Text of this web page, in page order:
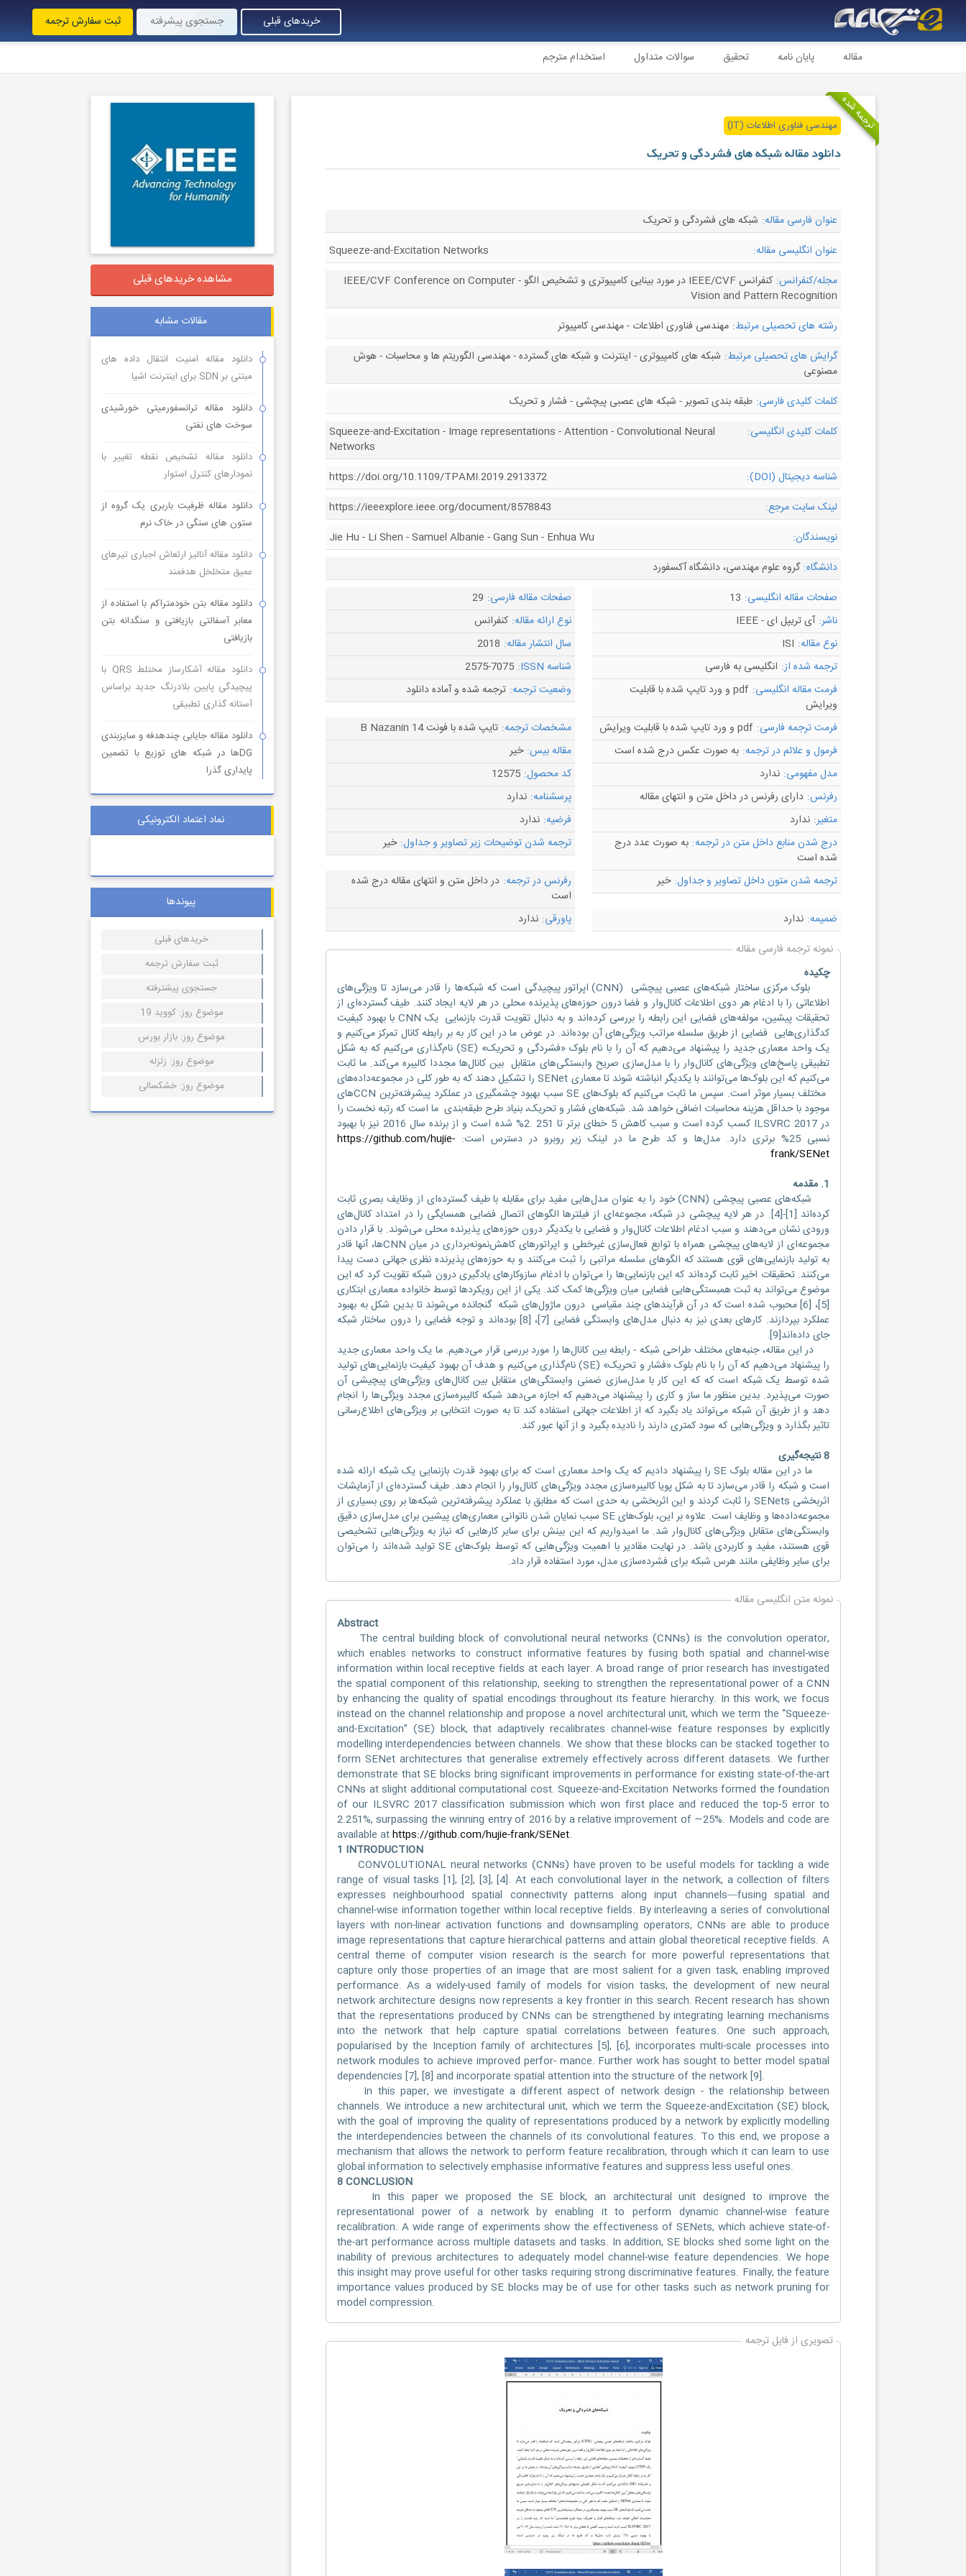
خریدهای قبلی جستجوی پیشرفته ثبت سفارش ترجمه
مقاله پایان نامه تحقیق سوالات متداول استخدام مترجم
ترجمه شدهمهندسی فناوری اطلاعات (IT)
دانلود مقاله شبکه های فشردگی و تحریک
عنوان فارسی مقاله: شبکه های فشردگی و تحریک
عنوان انگلیسی مقاله:
Squeeze-and-Excitation Networks
مجله/کنفرانس:
کنفرانس IEEE/CVF در مورد بینایی کامپیوتری و تشخیص الگو - IEEE/CVF Conference on Computer
Vision and Pattern Recognition
رشته های تحصیلی مرتبط: مهندسی فناوری اطلاعات - مهندسی کامپیوتر
گرایش های تحصیلی مرتبط: شبکه های کامپیوتری - اینترنت و شبکه های گسترده - مهندسی الگوریتم ها و محاسبات - هوش
مصنوعی
کلمات کلیدی فارسی: طبقه بندی تصویر - شبکه های عصبی پیچشی - فشار و تحریک
کلمات کلیدی انگلیسی:
Squeeze-and-Excitation - Image representations - Attention - Convolutional Neural
Networks
شناسه دیجیتال (DOI):
https://doi.org/10.1109/TPAMI.2019.2913372
لینک سایت مرجع:
https://ieeexplore.ieee.org/document/8578843
نویسندگان:
Jie Hu - Li Shen - Samuel Albanie - Gang Sun - Enhua Wu
دانشگاه: گروه علوم مهندسی، دانشگاه آکسفورد
صفحات مقاله انگلیسی: 13 صفحات مقاله فارسی: 29
ناشر: آی تریپل ای - IEEE نوع ارائه مقاله: کنفرانس
نوع مقاله: ISI سال انتشار مقاله: 2018
ترجمه شده از: انگلیسی به فارسی شناسه ISSN:
2575-7075
فرمت مقاله انگلیسی:
pdf و ورد تایپ شده با قابلیت
ویرایش
وضعیت ترجمه: ترجمه شده و آماده دانلود
فرمت ترجمه فارسی: pdf و ورد تایپ شده با قابلیت ویرایش مشخصات ترجمه: تایپ شده با فونت B Nazanin 14
فرمول و علائم در ترجمه: به صورت عکس درج شده است مقاله بیس: خیر
مدل مفهومی: ندارد کد محصول: 12575
رفرنس: دارای رفرنس در داخل متن و انتهای مقاله پرسشنامه: ندارد
متغیر: ندارد فرضیه: ندارد
درج شدن منابع داخل متن در ترجمه: به صورت عدد درج
شده است
ترجمه شدن توضیحات زیر تصاویر و جداول: خیر
ترجمه شدن متون داخل تصاویر و جداول: خیر رفرنس در ترجمه: در داخل متن و انتهای مقاله درج شده
است
ضمیمه: ندارد پاورقی: ندارد
نمونه ترجمه فارسی مقاله
چکیده
بلوک مرکزی ساختار شبکه‌های عصبی پیچشی (CNN) اپراتور پیچیدگی است که شبکه‌ها را قادر می‌سازد تا ویژگی‌های
اطلاعاتی را با ادغام هر دوی اطلاعات کانال‌وار و فضا درون حوزه‌های پذیرنده محلی در هر لایه ایجاد کنند. طیف گسترده‌ای از
تحقیقات پیشین، مولفه‌های فضایی این رابطه را بررسی کرده‌اند و به دنبال تقویت قدرت بازنمایی یک CNN با بهبود کیفیت
کدگذاری‌هایی فضایی از طریق سلسله مراتب ویژگی‌های آن بوده‌اند. در عوض ما در این کار به بر رابطه کانال تمرکز می‌‌کنیم و
یک واحد معماری جدید را پیشنهاد می‌دهیم که آن را با نام بلوک «فشردگی و تحریک» (SE) نام‌گذاری می‌کنیم که به شکل
تطبیقی پاسخ‌های ویژگی‌های کانال‌وار را با مدل‌سازی صریح وابستگی‌های متقابل بین کانال‌ها مجددا کالیبره می‌کند. ما ثابت
می‌کنیم که این بلوک‌ها می‌توانند با یکدیگر انباشته شوند تا معماری SENet را تشکیل دهند که به طور کلی در مجموعه‌داده‌های
مختلف بسیار موثر است. سپس ما ثابت می‌کنیم که بلوک‌های SE سبب بهبود چشمگیری در عملکرد پیشرفته‌ترین CCNهای
موجود با حداقل هزینه محاسبات اضافی خواهد شد. شبکه‌های فشار و تحریک، بنیاد طرح طبقه‌بندی ما است که رتبه نخست را
در ILSVRC 2017 کسب کرده است و سبب کاهش 5 خطای برتر تا 251 .2% شده است و از برنده سال 2016 نیز با بهبود
نسبی 25% برتری دارد. مدل‌ها و کد طرح ما در لینک زیر روبرو در دسترس است:
https://github.com/hujie-
frank/SENet
1. مقدمه
شبکه‌های عصبی پیچشی (CNN) خود را به عنوان مدل‌هایی مفید برای مقابله با طیف گسترده‌ای از وظایف بصری ثابت
کرده‌اند [1]-[4]. در هر لایه پیچشی در شبکه، مجموعه‌ای از فیلترها الگوهای اتصال فضایی همسایگی را در امتداد کانال‌های
ورودی نشان می‌دهند و سبب ادغام اطلاعات کانال‌وار و فضایی با یکدیگر درون حوزه‌های پذیرنده محلی می‌شوند. با قرار دادن
مجموعه‌ای از لایه‌های پیچشی همراه با توابع فعال‌سازی غیرخطی و اپراتورهای کاهش‌نمونه‌برداری در میان CNNها، آنها قادر
به تولید بازنمایی‌های قوی هستند که الگوهای سلسله مراتبی را ثبت می‌کنند و به حوزه‌های پذیرنده نظری جهانی دست پیدا
می‌کنند. تحقیقات اخیر ثابت کرده‌اند که این بازنمایی‌ها را می‌توان با ادغام سازوکارهای یادگیری درون شبکه تقویت کرد که این
موضوع می‌تواند به ثبت همبستگی‌هایی فضایی میان ویژگی‌ها کمک کند. یکی از این رویکردها توسط خانواده معماری ابتکاری
[5]، [6] محبوب شده است که در آن فرآیند‌های چند مقیاسی درون ماژول‌های شبکه گنجانده می‌شوند تا بدین شکل به بهبود
عملکرد بپردازند. کارهای بعدی نیز به دنبال مدل‌های وابستگی فضایی [7]، [8] بوده‌اند و توجه فضایی را درون ساختار شبکه
جای داده‌اند[9].
در این مقاله، جنبه‌های مختلف طراحی شبکه - رابطه بین کانال‌ها را مورد بررسی قرار می‌دهیم. ما یک واحد معماری جدید
را پیشنهاد می‌دهیم که آن را با نام بلوک «فشار و تحریک» (SE) نام‌گذاری می‌کنیم و هدف آن بهبود کیفیت بازنمایی‌های تولید
شده توسط یک شبکه است که که این کار با مدل‌سازی ضمنی وابستگی‌های متقابل بین کانال‌های ویژگی‌های پیچیشی آن
صورت می‌پذیرد. بدین منظور ما ساز و کاری را پیشنهاد می‌دهیم که اجازه می‌دهد شبکه کالیبره‌سازی مجدد ویژگی‌ها را انجام
دهد و از طریق آن شبکه می‌تواند یاد بگیرد که از اطلاعات جهانی استفاده کند تا به صورت انتخابی بر ویژگی‌های اطلاع‌رسانی
تاثیر بگذارد و ویژگی‌هایی که سود کمتری دارند را نادیده بگیرد و از آنها عبور کند.
8 نتیجه‌گیری
ما در این مقاله بلوک SE را پیشنهاد دادیم که یک واحد معماری است که برای بهبود قدرت بازنمایی یک شبکه ارائه شده
است و شبکه را قادر می‌سازد تا به شکل پویا کالیبره‌سازی مجدد ویژگی‌های کانال‌وار را انجام دهد. طیف گسترده‌ای از آزمایشات
اثربخشی SENets را ثابت کردند و این اثربخشی به حدی است که مطابق با عملکرد پیشرفته‌ترین شبکه‌ها بر روی بسیاری از
مجموعه‌داده‌ها و وظایف است. علاوه بر این، بلوک‌های SE سبب نمایان شدن ناتوانی معماری‌های پیشین برای مدل‌سازی دقیق
وابستگی‌های متقابل ویژگی‌های کانال‌وار شد. ما امیدواریم که این بینش برای سایر کارهایی که نیاز به ویژگی‌هایی تشخیصی
قوی هستند، مفید و کاربردی باشد. در نهایت مقادیر با اهمیت ویژگی‌هایی که توسط بلوک‌های SE تولید شده‌اند را می‌توان
برای سایر وظایفی مانند هرس شبکه برای فشرده‌سازی مدل، مورد استفاده قرار داد.
نمونه متن انگلیسی مقاله
Abstract
The central building block of convolutional neural networks (CNNs) is the convolution operator,
which enables networks to construct informative features by fusing both spatial and channel-wise
information within local receptive fields at each layer. A broad range of prior research has investigated
the spatial component of this relationship, seeking to strengthen the representational power of a CNN
by enhancing the quality of spatial encodings throughout its feature hierarchy. In this work, we focus
instead on the channel relationship and propose a novel architectural unit, which we term the “Squeeze-
and-Excitation” (SE) block, that adaptively recalibrates channel-wise feature responses by explicitly
modelling interdependencies between channels. We show that these blocks can be stacked together to
form SENet architectures that generalise extremely effectively across different datasets. We further
demonstrate that SE blocks bring significant improvements in performance for existing state-of-the-art
CNNs at slight additional computational cost. Squeeze-and-Excitation Networks formed the foundation
of our ILSVRC 2017 classification submission which won first place and reduced the top-5 error to
2.251%, surpassing the winning entry of 2016 by a relative improvement of ∼25%. Models and code are
available athttps://github.com/hujie-frank/SENet.
1 INTRODUCTION
CONVOLUTIONAL neural networks (CNNs) have proven to be useful models for tackling a wide
range of visual tasks [1], [2], [3], [4]. At each convolutional layer in the network, a collection of filters
expresses neighbourhood spatial connectivity patterns along input channels—fusing spatial and
channel-wise information together within local receptive fields. By interleaving a series of convolutional
layers with non-linear activation functions and downsampling operators, CNNs are able to produce
image representations that capture hierarchical patterns and attain global theoretical receptive fields. A
central theme of computer vision research is the search for more powerful representations that
capture only those properties of an image that are most salient for a given task, enabling improved
performance. As a widely-used family of models for vision tasks, the development of new neural
network architecture designs now represents a key frontier in this search. Recent research has shown
that the representations produced by CNNs can be strengthened by integrating learning mechanisms
into the network that help capture spatial correlations between features. One such approach,
popularised by the Inception family of architectures [5], [6], incorporates multi-scale processes into
network modules to achieve improved perfor- mance. Further work has sought to better model spatial
dependencies [7], [8] and incorporate spatial attention into the structure of the network [9].
In this paper, we investigate a different aspect of network design - the relationship between
channels. We introduce a new architectural unit, which we term the Squeeze-andExcitation (SE) block,
with the goal of improving the quality of representations produced by a network by explicitly modelling
the interdependencies between the channels of its convolutional features. To this end, we propose a
mechanism that allows the network to perform feature recalibration, through which it can learn to use
global information to selectively emphasise informative features and suppress less useful ones.
8 CONCLUSION
In this paper we proposed the SE block, an architectural unit designed to improve the
representational power of a network by enabling it to perform dynamic channel-wise feature
recalibration. A wide range of experiments show the effectiveness of SENets, which achieve state-of-
the-art performance across multiple datasets and tasks. In addition, SE blocks shed some light on the
inability of previous architectures to adequately model channel-wise feature dependencies. We hope
this insight may prove useful for other tasks requiring strong discriminative features. Finally, the feature
importance values produced by SE blocks may be of use for other tasks such as network pruning for
model compression.
تصویری از فایل ترجمه
مشاهده خریدهای قبلی
مقالات مشابه
دانلود مقاله امنیت انتقال داده های
مبتنی بر SDN برای اینترنت اشیا
دانلود مقاله ترانسفورمیتی خورشیدی
سوخت های نفتی
دانلود مقاله تشخیص نقطه تغییر با
نمودارهای کنترل استوار
دانلود مقاله ظرفیت باربری یک گروه از
ستون های سنگی در خاک نرم
دانلود مقاله آنالیز ارتعاش اجباری تیرهای
عمیق متخلخل هدفمند
دانلود مقاله بتن خودمتراکم با استفاده از
معابر آسفالتی بازیافتی و سنگدانه بتن
بازیافتی
دانلود مقاله آشکارساز مختلط QRS با
پیچیدگی پایین بلادرنگ جدید براساس
آستانه گذاری تطبیقی
دانلود مقاله جایابی چندهدفه و سایزبندی
DGها در شبکه های توزیع با تضمین
پایداری گذرا
نماد اعتماد الکترونیکی
پیوندها
خریدهای قبلی
ثبت سفارش ترجمه
جستجوی پیشترفته
موضوع روز: کووید 19
موضوع روز: بازار بورس
موضوع روز: زلزله
موضوع روز: خشکسالی